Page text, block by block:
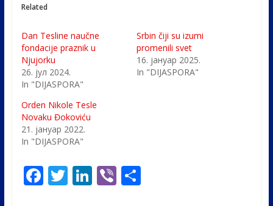
Related
Dan Tesline naučne
fondacije praznik u
Njujorku
26. јул 2024.
In "DIJASPORA"
Srbin čiji su izumi
promenili svet
16. јануар 2025.
In "DIJASPORA"
Orden Nikole Tesle
Novaku Đokoviću
21. јануар 2022.
In "DIJASPORA"
F T Li Vi S